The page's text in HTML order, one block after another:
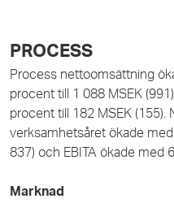
PROCESS
Process nettoomsättning
procent till 1 088 MSEK
procent till 182 MSEK
verksamhetsåret ökade
837) och EBITA ökade med
Marknad